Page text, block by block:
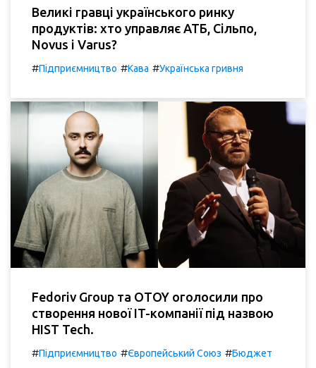
Великі гравці українського ринку
продуктів: хто управляє АТБ, Сільпо,
Novus і Varus?
#Підприємництво #Кава #Українська гривня
Fedoriv Group та OTOY оголосили про
створення нової IT-компанії під назвою
HIST Tech.
#Підприємництво #Європейський Союз #Бюджет